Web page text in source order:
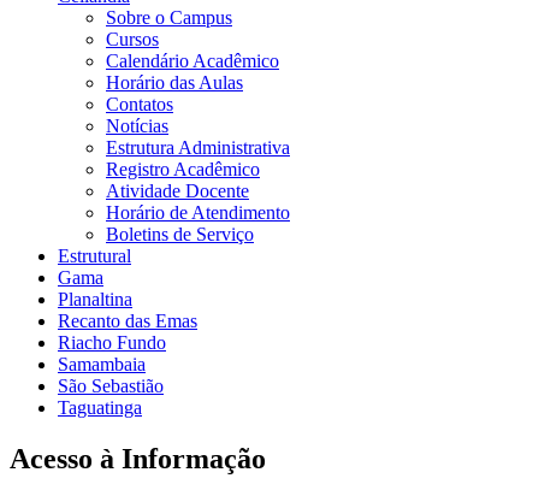
Sobre o Campus
Cursos
Calendário Acadêmico
Horário das Aulas
Contatos
Notícias
Estrutura Administrativa
Registro Acadêmico
Atividade Docente
Horário de Atendimento
Boletins de Serviço
Estrutural
Gama
Planaltina
Recanto das Emas
Riacho Fundo
Samambaia
São Sebastião
Taguatinga
Acesso à Informação